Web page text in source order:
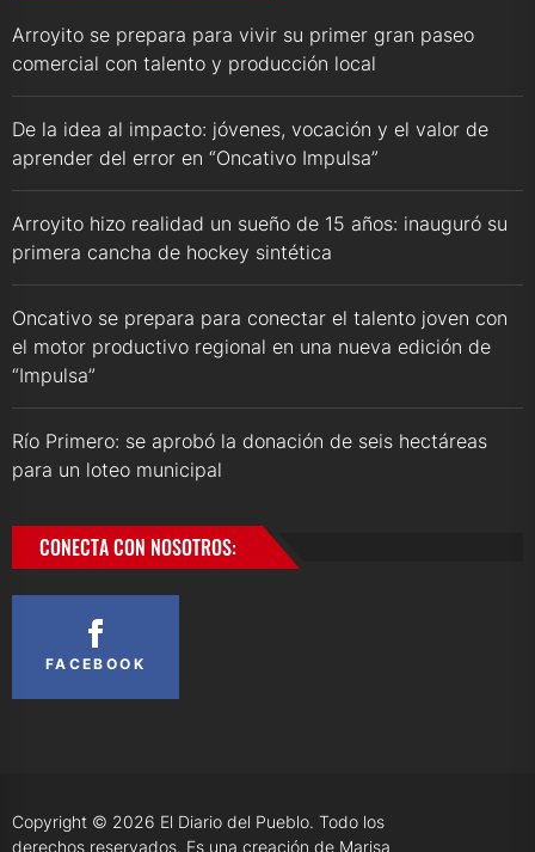
Arroyito se prepara para vivir su primer gran paseo
comercial con talento y producción local
De la idea al impacto: jóvenes, vocación y el valor de
aprender del error en “Oncativo Impulsa”
Arroyito hizo realidad un sueño de 15 años: inauguró su
primera cancha de hockey sintética
Oncativo se prepara para conectar el talento joven con
el motor productivo regional en una nueva edición de
“Impulsa”
Río Primero: se aprobó la donación de seis hectáreas
para un loteo municipal
CONECTA CON NOSOTROS:
FACEBOOK
Copyright © 2026 El Diario del Pueblo. Todo los
derechos reservados. Es una creación de Marisa